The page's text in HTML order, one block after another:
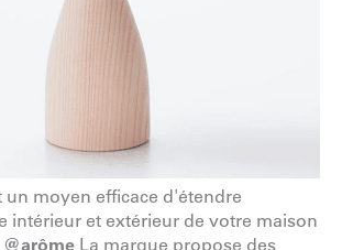
un moyen efficace d'étendre
intérieur et extérieur de votre maison
@arôme La marque propose des